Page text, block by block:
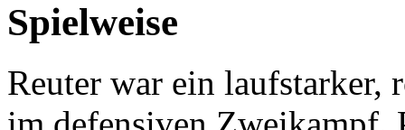
Spielweise
Reuter war ein laufstarker,